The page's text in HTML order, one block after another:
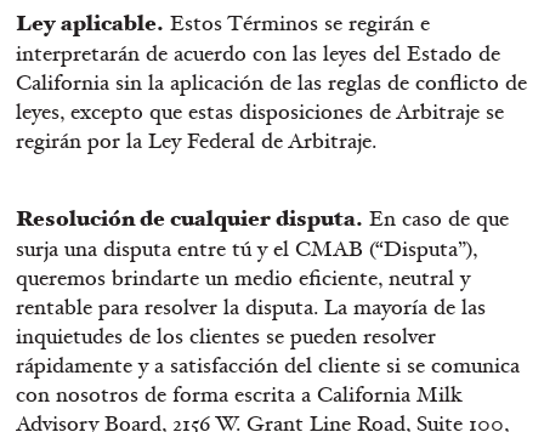
Ley aplicable. Estos Términos se regirán e
interpretarán de acuerdo con las leyes del Estado de
California sin la aplicación de las reglas de conflicto de
leyes, excepto que estas disposiciones de Arbitraje se
regirán por la Ley Federal de Arbitraje.
Resolución de cualquier disputa. En caso de que
surja una disputa entre tú y el CMAB (“Disputa”),
queremos brindarte un medio eficiente, neutral y
rentable para resolver la disputa. La mayoría de las
inquietudes de los clientes se pueden resolver
rápidamente y a satisfacción del cliente si se comunica
con nosotros de forma escrita a California Milk
Advisory Board, 2156 W. Grant Line Road, Suite 100,